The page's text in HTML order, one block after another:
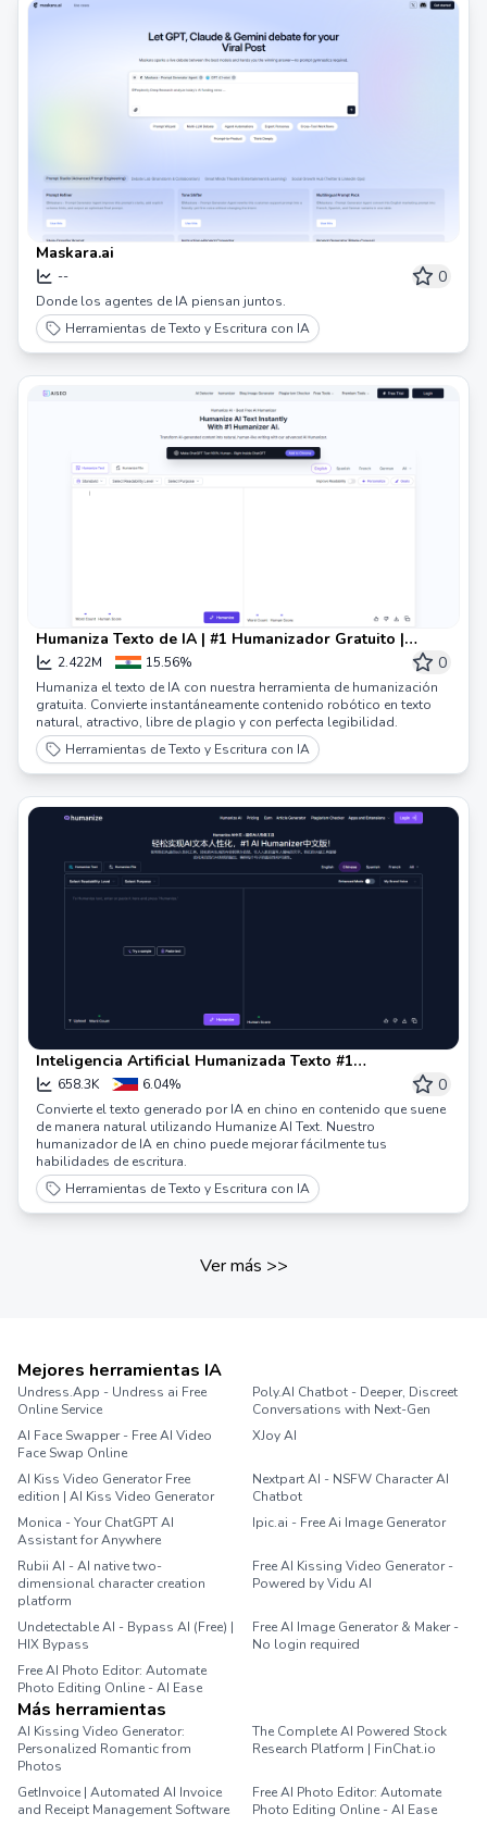
Maskara.ai
-- 0
Donde los agentes de IA piensan juntos.
Herramientas de Texto y Escritura con IA
Humaniza Texto de IA | #1 Humanizador Gratuito |
Palabras Ilimitadas
2.422M 15.56% 0
Humaniza el texto de IA con nuestra herramienta de humanización
gratuita. Convierte instantáneamente contenido robótico en texto
natural, atractivo, libre de plagio y con perfecta legibilidad.
Herramientas de Texto y Escritura con IA
Inteligencia Artificial Humanizada Texto #1
Herramientas de IA Humanizadas Gratuitas &
Herramientas de Conversión de IA a Humano
658.3K 6.04% 0
Convierte el texto generado por IA en chino en contenido que suene
de manera natural utilizando Humanize AI Text. Nuestro
humanizador de IA en chino puede mejorar fácilmente tus
habilidades de escritura.
Herramientas de Texto y Escritura con IA
Ver más >>
Mejores herramientas IA
Undress.App - Undress ai Free
Online Service
Poly.AI Chatbot - Deeper, Discreet
Conversations with Next-Gen
AI Face Swapper - Free AI Video
Face Swap Online
XJoy AI
AI Kiss Video Generator Free
edition | AI Kiss Video Generator
Nextpart AI - NSFW Character AI
Chatbot
Monica - Your ChatGPT AI
Assistant for Anywhere
Ipic.ai - Free Ai Image Generator
Rubii AI - AI native two-
dimensional character creation
platform
Free AI Kissing Video Generator -
Powered by Vidu AI
Undetectable AI - Bypass AI (Free) |
HIX Bypass
Free AI Image Generator & Maker -
No login required
Free AI Photo Editor: Automate
Photo Editing Online - AI Ease
Más herramientas
AI Kissing Video Generator:
Personalized Romantic from
Photos
The Complete AI Powered Stock
Research Platform | FinChat.io
GetInvoice | Automated AI Invoice
and Receipt Management Software
Free AI Photo Editor: Automate
Photo Editing Online - AI Ease